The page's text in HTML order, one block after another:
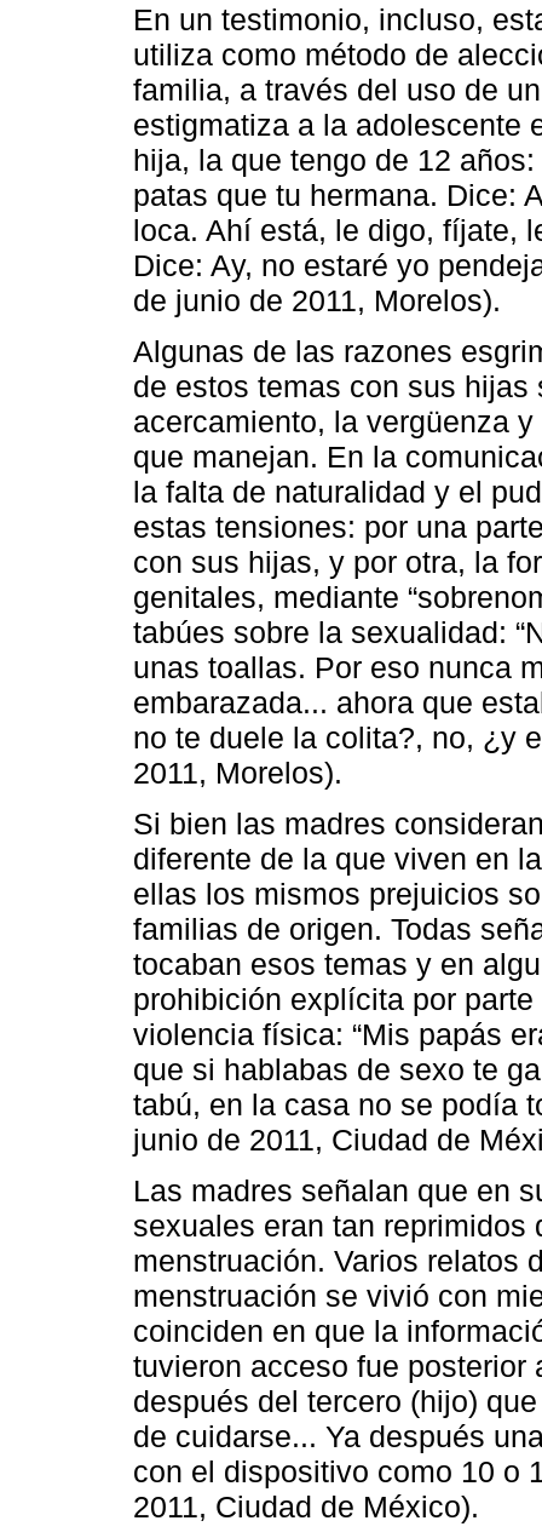
En un testimonio, incluso,
utiliza como método de
familia, a través del uso de
estigmatiza a la adolescente
hija, la que tengo de 12
patas que tu hermana. Dice:
loca. Ahí está, le digo, fíjate,
Dice: Ay, no estaré yo
de junio de 2011, Morelos).
Algunas de las razones
de estos temas con sus
acercamiento, la vergüenza
que manejan. En la
la falta de naturalidad y el
estas tensiones: por una
con sus hijas, y por otra, la
genitales, mediante
tabúes sobre la sexualidad:
unas toallas. Por eso nunca
embarazada... ahora que
no te duele la colita?, no, ¿y
2011, Morelos).
Si bien las madres
diferente de la que viven en
ellas los mismos prejuicios
familias de origen. Todas
tocaban esos temas y en
prohibición explícita por
violencia física: “Mis papás
que si hablabas de sexo te
tabú, en la casa no se podía
junio de 2011, Ciudad de
Las madres señalan que en
sexuales eran tan
menstruación. Varios relatos
menstruación se vivió con
coinciden en que la
tuvieron acceso fue posterior
después del tercero (hijo)
de cuidarse... Ya después
con el dispositivo como 10 o
2011, Ciudad de México).